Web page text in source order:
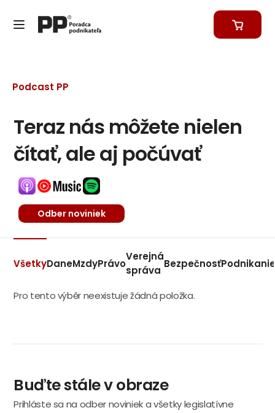
Podcast PP
Teraz nás môžete nielen
čítať, ale aj počúvať
Odber noviniek
VšetkyDaneMzdyPrávo
Verejná
správa
Bezpečnosť
Pro tento výběr neexistuje žádná položka.
Buďte stále v obraze
Prihláste sa na odber noviniek a všetky legislatívne